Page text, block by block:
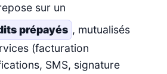
sur un
prépayés , mutualisés
(facturation
SMS, signature